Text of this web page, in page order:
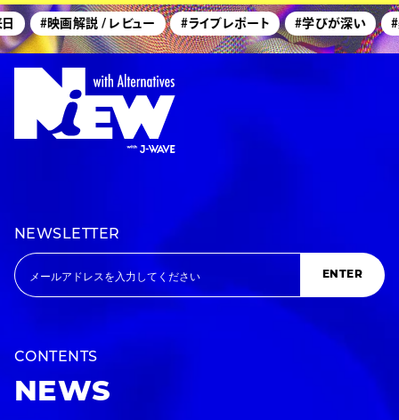
#映画解説 / レビュー #ライブレポート #学びが深い #
NEWSLETTER
ENTER
CONTENTS
NEWS